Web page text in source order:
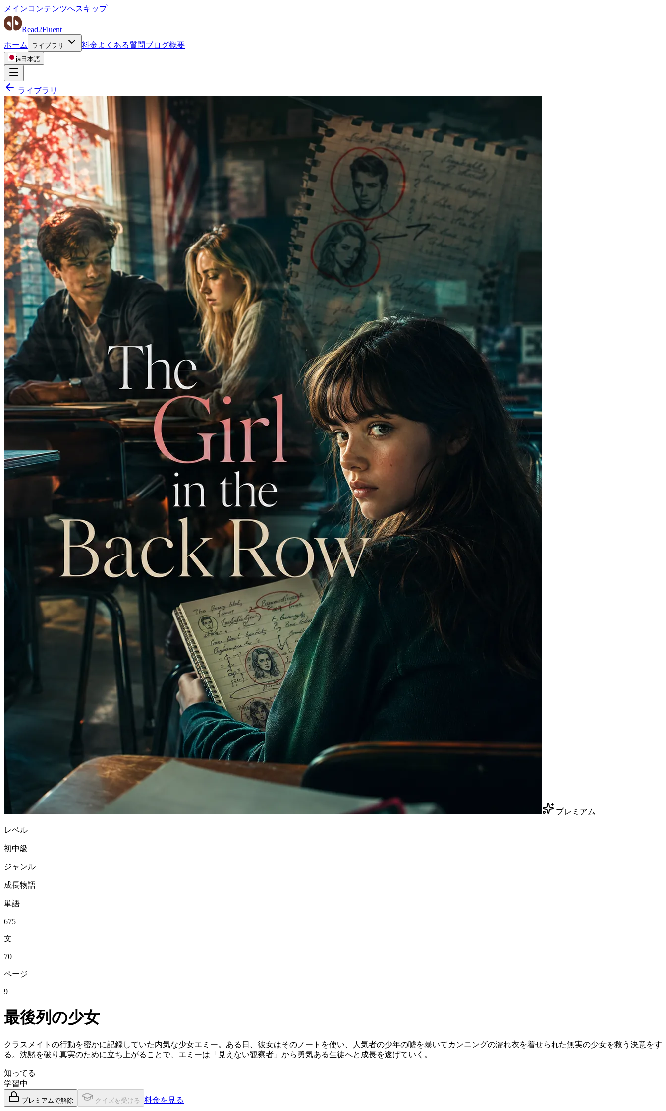
メインコンテンツへスキップ
Read2Fluent
ホーム
ライブラリ 料金よくある質問ブログ概要
ja日本語
ライブラリ
プレミアム
レベル
初中級
ジャンル
成長物語
単語
675
文
70
ページ
9
最後列の少女
クラスメイトの行動を密かに記録していた内気な少女エミー。ある日、彼女はそのノートを使い、人気者の少年の嘘を暴いてカンニングの濡れ衣を着せられた無実の少女を救う決意をす
る。沈黙を破り真実のために立ち上がることで、エミーは「見えない観察者」から勇気ある生徒へと成長を遂げていく。
知ってる
学習中
プレミアムで解除 クイズを受ける 料金を見る